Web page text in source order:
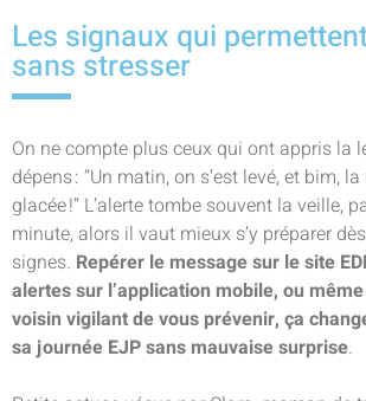
Les signaux qui
sans stresser
On ne compte plus ceux qui ont appris la
dépens : “Un matin, on s’est levé, et bim,
glacée !” L’alerte tombe souvent la veille,
minute, alors il vaut mieux s’y préparer
signes. Repérer le message sur le site
alertes sur l’application mobile, ou
voisin vigilant de vous prévenir, ça
sa journée EJP sans mauvaise surprise.